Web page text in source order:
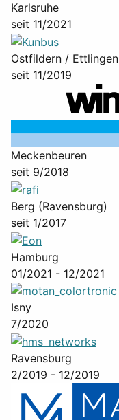
Karlsruhe
seit 11/2021
Ostfildern / Ettlingen
seit 11/2019
Meckenbeuren
seit 9/2018
Berg (Ravensburg)
seit 1/2017
Hamburg
01/2021 - 12/2021
Isny
7/2020
Ravensburg
2/2019 - 12/2019